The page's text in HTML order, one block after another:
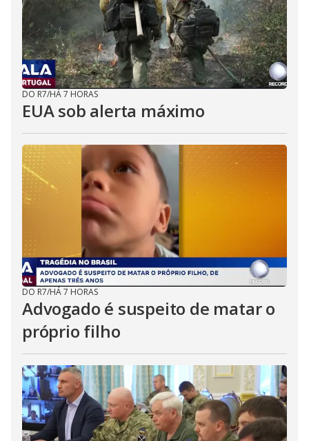
DO R7/HÁ 7 HORAS
EUA sob alerta máximo
DO R7/HÁ 7 HORAS
Advogado é suspeito de matar o
próprio filho